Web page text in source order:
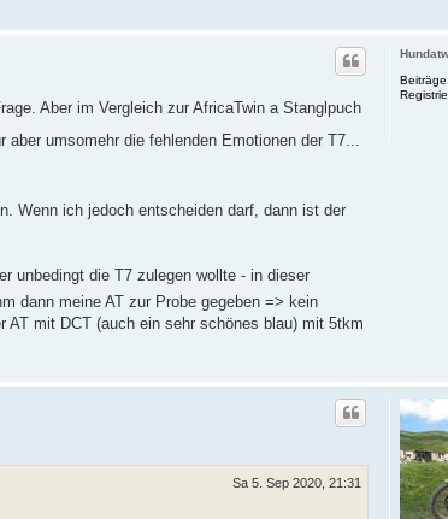
Beiträge:
Aber im Vergleich zur AfricaTwin a Stanglpuch
umsomehr die fehlenden Emotionen der T7...
Wenn ich jedoch entscheiden darf, dann ist der
unbedingt die T7 zulegen wollte - in dieser
dann meine AT zur Probe gegeben => kein
AT mit DCT (auch ein sehr schönes blau) mit 5tkm
Sa 5. Sep 2020, 21:31